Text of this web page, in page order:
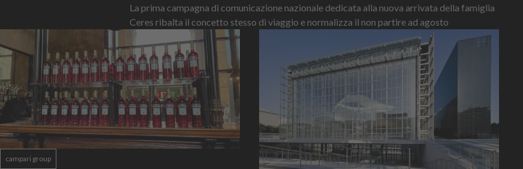
La prima campagna di comunicazione nazionale dedicata alla nuova arrivata della famiglia
Ceres ribalta il concetto stesso di viaggio e normalizza il non partire ad agosto
campari group